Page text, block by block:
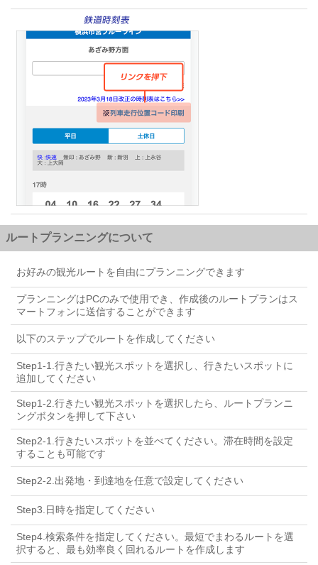
ルートプランニングについて
お好みの観光ルートを自由にプランニングできます
プランニングはPCのみで使用でき、作成後のルートプランはス
マートフォンに送信することができます
以下のステップでルートを作成してください
Step1-1.行きたい観光スポットを選択し、行きたいスポットに
追加してください
Step1-2.行きたい観光スポットを選択したら、ルートプランニ
ングボタンを押して下さい
Step2-1.行きたいスポットを並べてください。滞在時間を設定
することも可能です
Step2-2.出発地・到達地を任意で設定してください
Step3.日時を指定してください
Step4.検索条件を指定してください。最短でまわるルートを選
択すると、最も効率良く回れるルートを作成します